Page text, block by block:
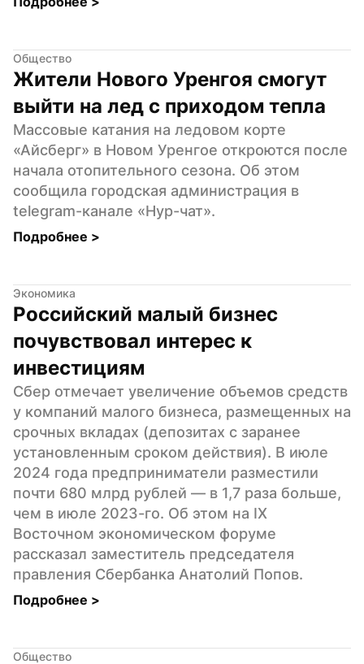
Общество
Жители Нового Уренгоя смогут
выйти на лед с приходом тепла
Массовые катания на ледовом корте
«Айсберг» в Новом Уренгое откроются после
начала отопительного сезона. Об этом
сообщила городская администрация в
telegram-канале «Нур-чат».
Подробнее >
Экономика
Российский малый бизнес
почувствовал интерес к
инвестициям
Сбер отмечает увеличение объемов средств
у компаний малого бизнеса, размещенных на
срочных вкладах (депозитах с заранее
установленным сроком действия). В июле
2024 года предприниматели разместили
почти 680 млрд рублей — в 1,7 раза больше,
чем в июле 2023-го. Об этом на IX
Восточном экономическом форуме
рассказал заместитель председателя
правления Сбербанка Анатолий Попов.
Подробнее >
Общество